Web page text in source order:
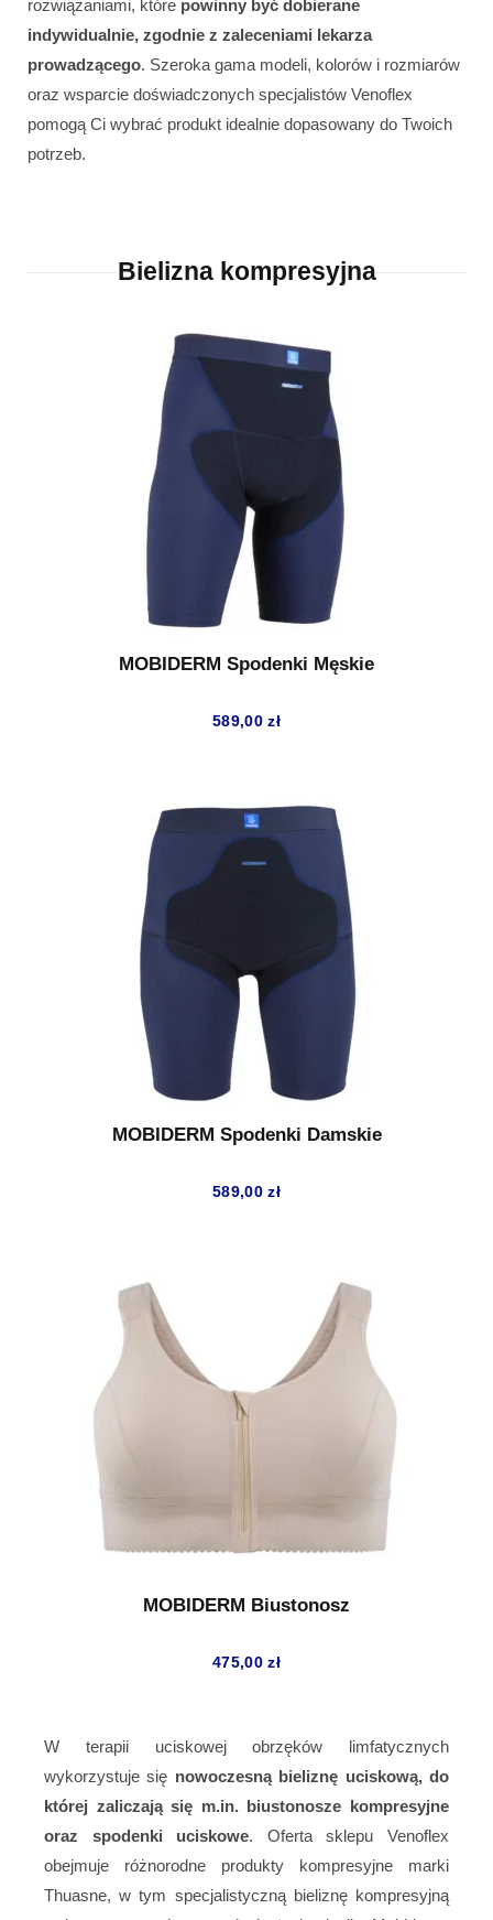
rozwiązaniami, które powinny być dobierane
indywidualnie, zgodnie z zaleceniami lekarza
prowadzącego. Szeroka gama modeli, kolorów i rozmiarów
oraz wsparcie doświadczonych specjalistów Venoflex
pomogą Ci wybrać produkt idealnie dopasowany do Twoich
potrzeb.
Bielizna kompresyjna
MOBIDERM Spodenki Męskie
589,00zł
MOBIDERM Spodenki Damskie
589,00zł
MOBIDERM Biustonosz
475,00zł
W terapii uciskowej obrzęków limfatycznych
wykorzystuje się nowoczesną bieliznę uciskową, do
której zaliczają się m.in. biustonosze kompresyjne
oraz spodenki uciskowe. Oferta sklepu Venoflex
obejmuje różnorodne produkty kompresyjne marki
Thuasne, w tym specjalistyczną bieliznę kompresyjną